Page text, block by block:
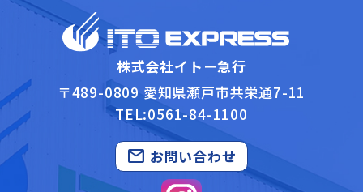
株式会社イトー急行
〒489-0809 愛知県瀬戸市共栄通7-11
TEL:0561-84-1100
mail お問い合わせ